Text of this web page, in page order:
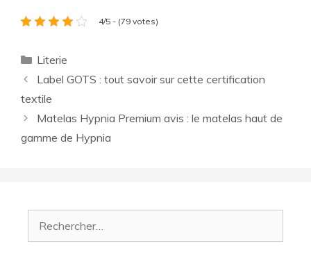
4/5 - (79 votes)
Catégories
Literie
Label GOTS : tout savoir sur cette certification
textile
Matelas Hypnia Premium avis : le matelas haut de
gamme de Hypnia